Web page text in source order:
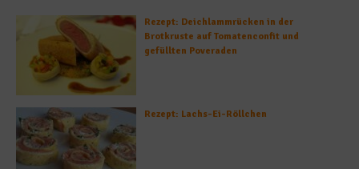
Rezept: Deichlammrücken in der
Brotkruste auf Tomatenconfit und
gefüllten Poveraden
Rezept: Lachs-Ei-Röllchen